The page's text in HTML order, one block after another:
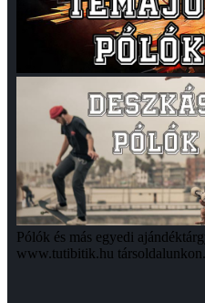
Pólók és más egyedi
www.tutibitik.hu társoldalunkon.